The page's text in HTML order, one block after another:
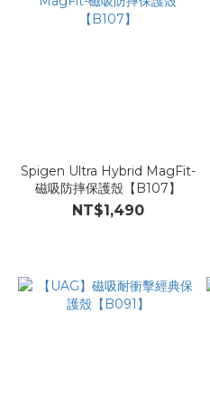
Spigen Ultra Hybrid MagFit-
磁吸防摔保護殼【B107】
NT$1,490